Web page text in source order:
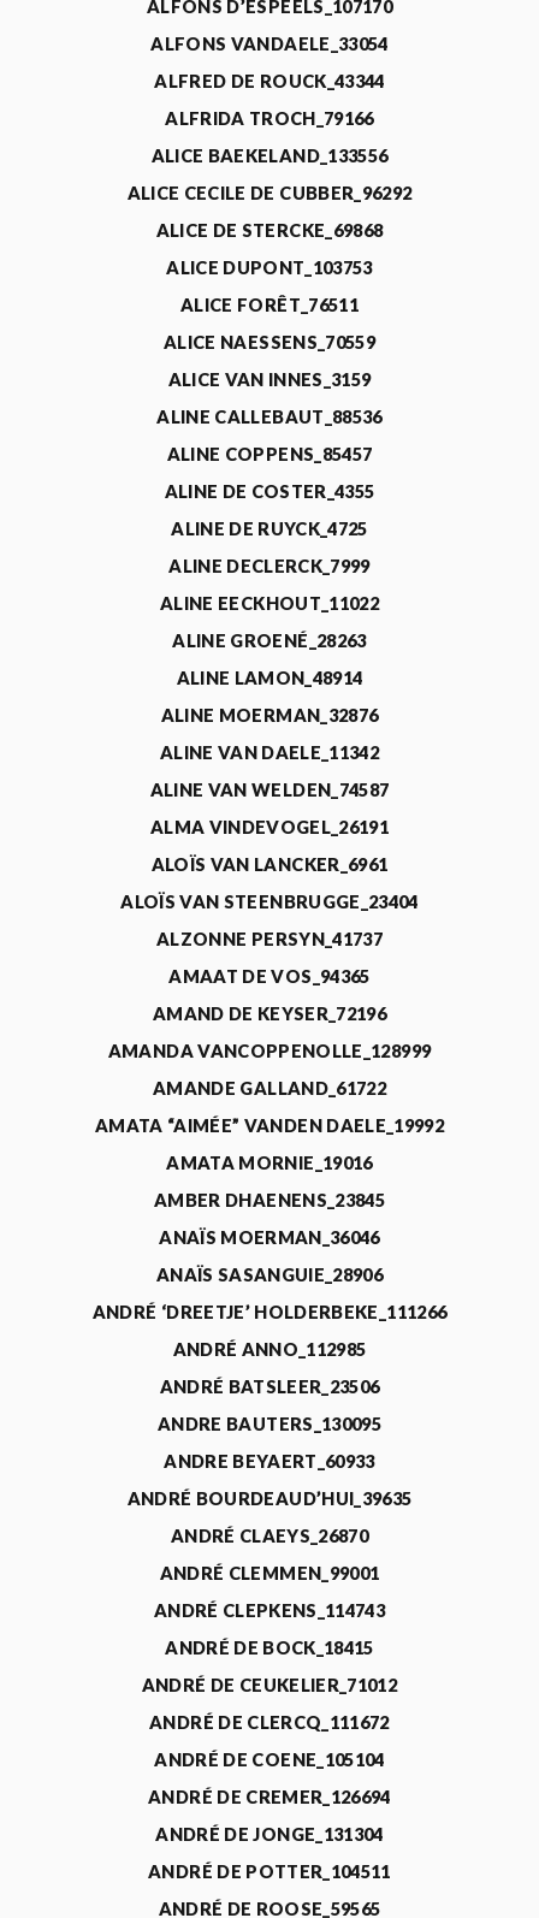
ALFONS D’ESPEELS_107170
ALFONS VANDAELE_33054
ALFRED DE ROUCK_43344
ALFRIDA TROCH_79166
ALICE BAEKELAND_133556
ALICE CECILE DE CUBBER_96292
ALICE DE STERCKE_69868
ALICE DUPONT_103753
ALICE FORÊT_76511
ALICE NAESSENS_70559
ALICE VAN INNES_3159
ALINE CALLEBAUT_88536
ALINE COPPENS_85457
ALINE DE COSTER_4355
ALINE DE RUYCK_4725
ALINE DECLERCK_7999
ALINE EECKHOUT_11022
ALINE GROENÉ_28263
ALINE LAMON_48914
ALINE MOERMAN_32876
ALINE VAN DAELE_11342
ALINE VAN WELDEN_74587
ALMA VINDEVOGEL_26191
ALOÏS VAN LANCKER_6961
ALOÏS VAN STEENBRUGGE_23404
ALZONNE PERSYN_41737
AMAAT DE VOS_94365
AMAND DE KEYSER_72196
AMANDA VANCOPPENOLLE_128999
AMANDE GALLAND_61722
AMATA “AIMÉE” VANDEN DAELE_19992
AMATA MORNIE_19016
AMBER DHAENENS_23845
ANAÏS MOERMAN_36046
ANAÏS SASANGUIE_28906
ANDRÉ ‘DREETJE’ HOLDERBEKE_111266
ANDRÉ ANNO_112985
ANDRÉ BATSLEER_23506
ANDRE BAUTERS_130095
ANDRE BEYAERT_60933
ANDRÉ BOURDEAUD’HUI_39635
ANDRÉ CLAEYS_26870
ANDRÉ CLEMMEN_99001
ANDRÉ CLEPKENS_114743
ANDRÉ DE BOCK_18415
ANDRÉ DE CEUKELIER_71012
ANDRÉ DE CLERCQ_111672
ANDRÉ DE COENE_105104
ANDRÉ DE CREMER_126694
ANDRÉ DE JONGE_131304
ANDRÉ DE POTTER_104511
ANDRÉ DE ROOSE_59565